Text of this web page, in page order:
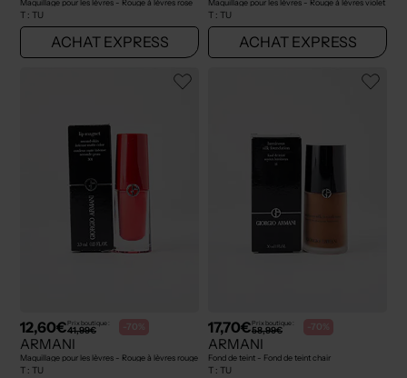
T : TU
ACHAT EXPRESS
T : TU
ACHAT EXPRESS
12,60€Prix boutique :
41,99€ -70%
ARMANI
Maquillage pour les lèvres - Rouge à lèvres rouge
T : TU
17,70€Prix boutique :
58,99€ -70%
ARMANI
Fond de teint - Fond de teint chair
T : TU